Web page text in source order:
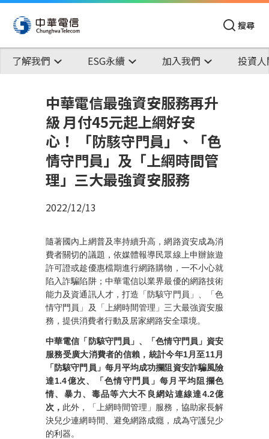
搜尋
了解我們 ESG永續 加入我們 投資
中華電信最強資安服務再升
級 月付45元起上網好安
心！ 「防駭守門員」、「色
情守門員」及「上網時間管
理」三大最強資安服務
2022/12/13
隨著國內上網普及率持續升高，網路資安成為消
費者關切的議題，依媒體報導民眾線上申辦旅遊
許可證或趁優惠檔期進行網路購物，一不小心就
陷入詐騙陷阱；中華電信以業界最優的網路技術
能力及資通訊人才，打造「防駭守門員」、「色
情守門員」及「上網時間管理」三大最強資安服
務，提供消費者行動及居家網路安全環境。
中華電信「防駭守門員」、「色情守門員」資安
服務受廣大消費者的信賴，統計今年1月至11月
「防駭守門員」每月平均成功攔阻資安詐騙風險
達1.4億次、「色情守門員」每月平均阻攔色
情、暴力、毒品等六大不良網站連線達4.2億
次， 此外，「上網時間管理」服務，協助家長解
決兒少連網時間、避免網路成癮，成為守護兒少
的利器。